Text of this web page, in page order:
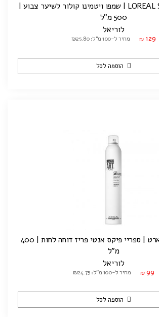
LOREAL SERIE EXPERT | שמפו ויטמינו קולור לשיער צבוע |
500 מ"ל
לוריאל
₪ 129 מחיר ל-100 מ"ל: ₪25.80
הוספה לסל
LOREAL טכני ארט | ספריי פיקס אנטי פריז דוחה לחות | 400
מ"ל
לוריאל
₪ 99 מחיר ל-100 מ"ל: ₪24.75
הוספה לסל